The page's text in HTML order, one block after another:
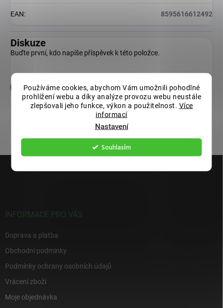
Používáme cookies, abychom Vám umožnili pohodlné
prohlížení webu a díky analýze provozu webu neustále
zlepšovali jeho funkce, výkon a použitelnost. Více
informací
Nastavení
Souhlasím
EAN: 8595616612492
Diskuze
Buďte první, kdo napíše příspěvek k této položce.
Přidat komentář
INFORMACE PRO VÁS
Doprava a platba
Obchodní podmínky
Podmínky ochrany osobních údajů
Vrácení zboží
Moje objednávka